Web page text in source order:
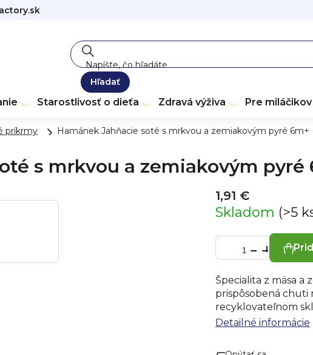
Hľadať
Starostlivosť o dieťa Zdravá výživa Pre miláčikov
príkrmy Hamánek Jahňacie soté s mrkvou a zemiakovým pyré 6m+
s mrkvou a zemiakovým pyré
1,91 €
Skladom (>5
Špecialita z mäsa
prispôsobená chuti
recyklovateľnom
Zloženie:Voda,
Detailné informácie